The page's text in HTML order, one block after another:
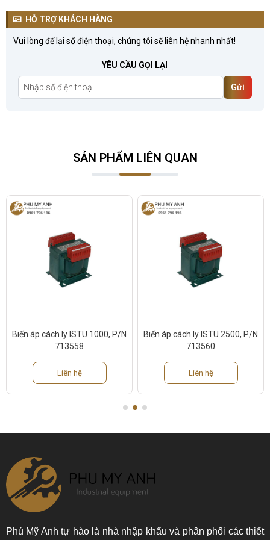
HỖ TRỢ KHÁCH HÀNG
Vui lòng để lại số điện thoại, chúng tôi sẽ liên hệ nhanh nhất!
YÊU CẦU GỌI LẠI
Gửi
SẢN PHẨM LIÊN QUAN
Biến áp cách ly ISTU 1000, P/N
713558
Liên hệ
Biến áp cách ly ISTU 2500, P/N
713560
Liên hệ
Phú Mỹ Anh tự hào là nhà nhập khẩu và phân phối các thiết